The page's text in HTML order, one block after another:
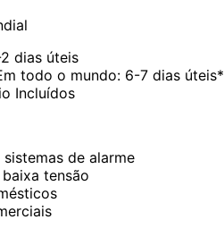
dias úteis
todo o mundo: 6-7 dias úteis*
Incluídos
de alarme
tensão